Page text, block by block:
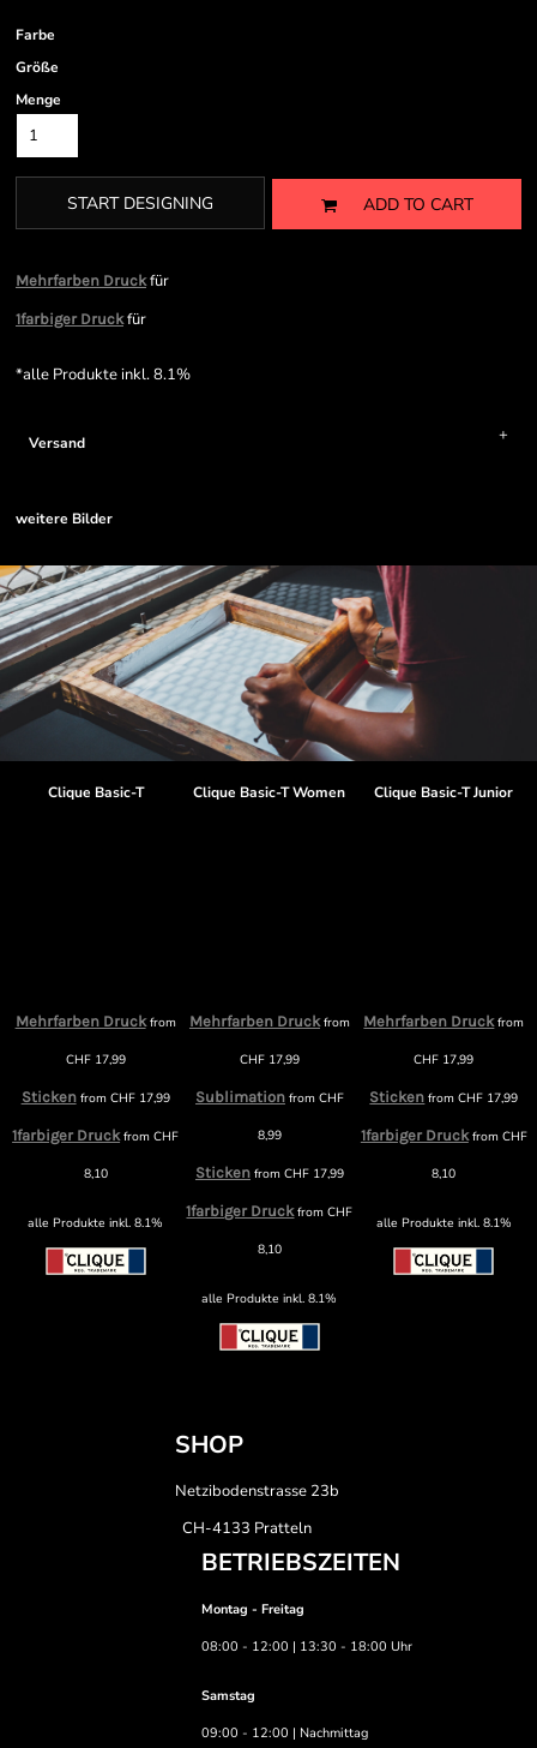
Farbe
Größe
Menge
START DESIGNING ADD TO CART
Mehrfarben Druckfür
1farbiger Druckfür
*alle Produkte inkl. 8.1%
Versand
weitere Bilder
Clique Basic-T
Mehrfarben Druckfrom
CHF17,99
Stickenfrom CHF17,99
1farbiger DruckfromCHF
8,10
alle Produkte inkl. 8.1%
Clique Basic-T Women
Mehrfarben Druckfrom
CHF17,99
Sublimationfrom CHF
8,99
Stickenfrom CHF17,99
1farbiger DruckfromCHF
8,10
alle Produkte inkl. 8.1%
Clique Basic-T Junior
Mehrfarben Druckfrom
CHF 17,99
Sticken fromCHF 17,99
1farbiger Druckfrom CHF
8,10
alle Produkte inkl. 8.1%
SHOP
Netzibodenstrasse 23b
CH-4133 Pratteln
BETRIEBSZEITEN
Montag - Freitag
08:00 - 12:00 | 13:30 - 18:00 Uhr
Samstag
09:00 - 12:00 | Nachmittag